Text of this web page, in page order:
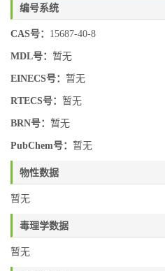
编号系统
CAS号： 15687-40-8
MDL号： 暂无
EINECS号： 暂无
RTECS号： 暂无
BRN号： 暂无
PubChem号： 暂无
物性数据
暂无
毒理学数据
暂无